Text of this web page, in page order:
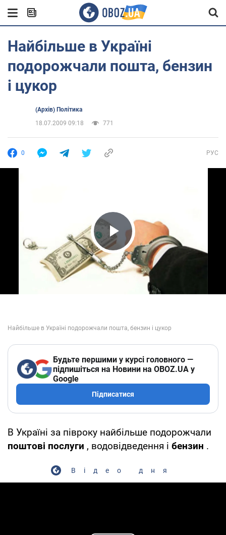
Найбільше в Україні
подорожчали пошта, бензин
і цукор
(Архів) Політика
18.07.2009 09:18
771
0 РУС
Play Video
Будьте першими у курсі головного —
підпишіться на Новини на OBOZ.UA у
Google
Підписатися
В Україні за півроку найбільше подорожчали
поштові послуги , водовідведення і бензин .
Відео дня